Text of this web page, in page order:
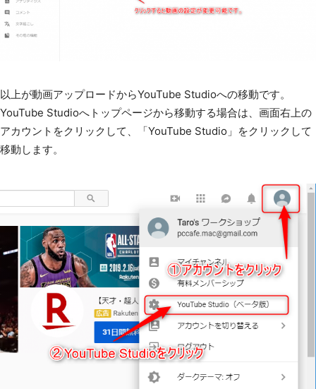
以上が動画アップロードからYouTube Studioへの移動です。
YouTube Studioへトップページから移動する場合は、画面右上の
アカウントをクリックして、「YouTube Studio」をクリックして
移動します。